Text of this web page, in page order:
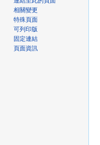
相關變更
特殊頁面
可列印版
固定連結
頁面資訊